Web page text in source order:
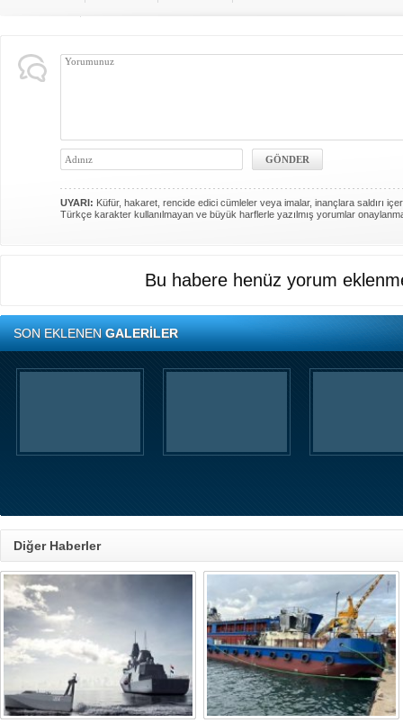
UYARI: Küfür, hakaret, rencide edici cümleler veya imalar, inançlara saldırı
Türkçe karakter kullanılmayan ve büyük harflerle yazılmış yorumlar
Bu habere henüz yorum
SON EKLENENGALERİLER
Diğer Haberler